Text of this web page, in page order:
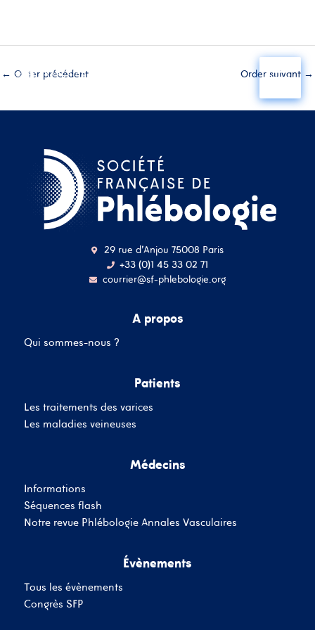
← Order précédent Order suivant →
29 rue d'Anjou 75008 Paris
+33 (0)1 45 33 02 71
courrier@sf-phlebologie.org
A propos
Qui sommes-nous ?
Patients
Les traitements des varices
Les maladies veineuses
Médecins
Informations
Séquences flash
Notre revue Phlébologie Annales Vasculaires
Évènements
Tous les évènements
Congrès SFP
adresse mail
Se souvenir de moi
SE CONNECTER
Inscrivez-Vous